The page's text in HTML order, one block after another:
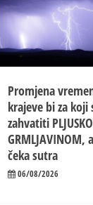
Promjena
krajeve bi za koji
zahvatiti
GRMLJAVINOM,
čeka sutra
06/08/2026